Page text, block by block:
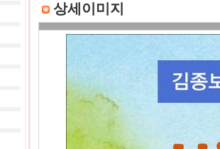
상세이미지